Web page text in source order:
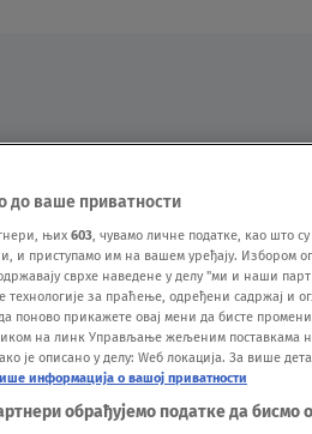
VESTI SHOW SPORT
до ваше приватности
њих 603, чувамо личне податке, као што
и приступамо им на вашем уређају. Избором
сврхе наведене у делу "ми и наши
технологије за праћење, одређени садржај и
поново прикажете овај мени да бисте
на линк Управљање жељеним поставкама
је описано у делу: Wеб локација. За више
информација о вашој приватности
обрађујемо податке да бисмо